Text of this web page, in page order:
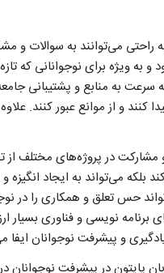
می‌توانند به سوالات و
به ویژه برای نوجوانانی که
به منابع و پشتیبانی
و از موانع عبور کنند.
مشارکت در پروژه‌های مختلف
بلکه می‌تواند به ایجاد
حس تعلق و همکاری را در
برنامه‌ نویسی و فناوری بسیار
و پیشرفت نوجوانان ایفا